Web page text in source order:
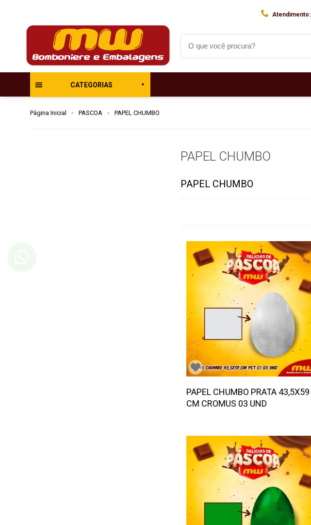
Atendimento:
CATEGORIAS
Página Inicial PASCOA PAPEL CHUMBO
PAPEL CHUMBO
PAPEL CHUMBO
PAPEL CHUMBO PRATA 43,5X59
CM CROMUS 03 UND